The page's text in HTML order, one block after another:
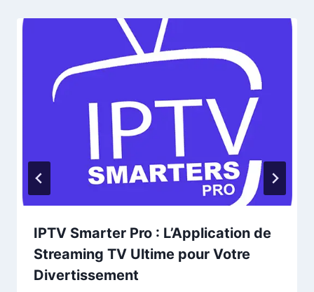
IPTV Smarter Pro : L’Application de
Streaming TV Ultime pour Votre
Divertissement